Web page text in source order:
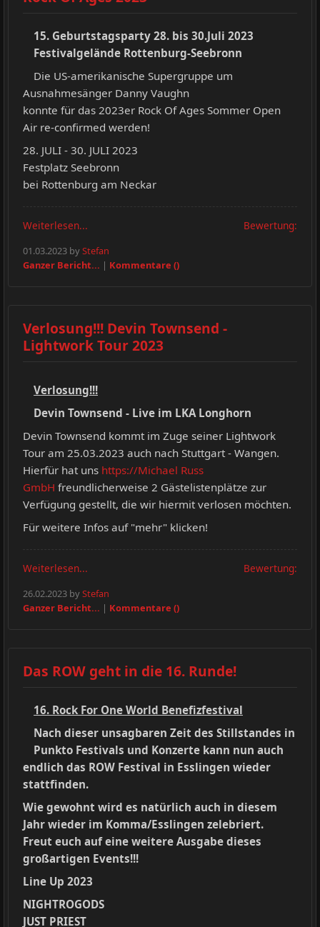
15. Geburtstagsparty 28. bis 30.Juli 2023
Festivalgelände Rottenburg-Seebronn
Die US-amerikanische Supergruppe um
Ausnahmesänger Danny Vaughn
konnte für das 2023er Rock Of Ages Sommer Open
Air re-confirmed werden!
28. JULI - 30. JULI 2023
Festplatz Seebronn
bei Rottenburg am Neckar
Weiterlesen... Bewertung:
01.03.2023 byStefan
Ganzer Bericht... | Kommentare ()
Verlosung!!! Devin Townsend -
Lightwork Tour 2023
Verlosung!!!
Devin Townsend - Live im LKA Longhorn
Devin Townsend kommt im Zuge seiner Lightwork
Tour am 25.03.2023 auch nach Stuttgart - Wangen.
Hierfür hat uns https://Michael Russ
GmbH freundlicherweise 2 Gästelistenplätze zur
Verfügung gestellt, die wir hiermit verlosen möchten.
Für weitere Infos auf "mehr" klicken!
Weiterlesen... Bewertung:
26.02.2023 byStefan
Ganzer Bericht... | Kommentare ()
Das ROW geht in die 16. Runde!
16. Rock For One World Benefizfestival
Nach dieser unsagbaren Zeit des Stillstandes in
Punkto Festivals und Konzerte kann nun auch
endlich das ROW Festival in Esslingen wieder
stattfinden.
Wie gewohnt wird es natürlich auch in diesem
Jahr wieder im Komma/Esslingen zelebriert.
Freut euch auf eine weitere Ausgabe dieses
großartigen Events!!!
Line Up 2023
NIGHTROGODS
JUST PRIEST